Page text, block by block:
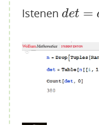
Istenen det =
det= ad